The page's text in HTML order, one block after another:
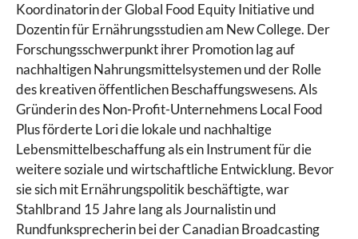
Koordinatorin der Global Food Equity Initiative und
Dozentin für Ernährungsstudien am New College. Der
Forschungsschwerpunkt ihrer Promotion lag auf
nachhaltigen Nahrungsmittelsystemen und der Rolle
des kreativen öffentlichen Beschaffungswesens. Als
Gründerin des Non-Profit-Unternehmens Local Food
Plus förderte Lori die lokale und nachhaltige
Lebensmittelbeschaffung als ein Instrument für die
weitere soziale und wirtschaftliche Entwicklung. Bevor
sie sich mit Ernährungspolitik beschäftigte, war
Stahlbrand 15 Jahre lang als Journalistin und
Rundfunksprecherin bei der Canadian Broadcasting